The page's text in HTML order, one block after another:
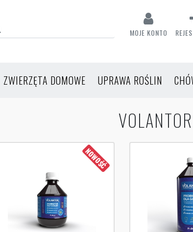
MOJE KONTO
ZWIERZĘTA DOMOWE UPRAWA ROŚLIN
NOWOŚĆ